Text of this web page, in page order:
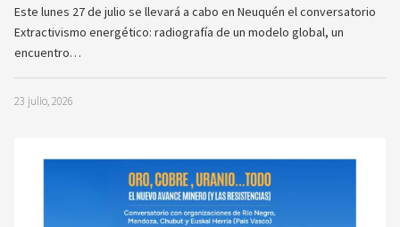
Este lunes 27 de julio se llevará a cabo en Neuquén el conversatorio
Extractivismo energético: radiografía de un modelo global, un
encuentro…
23 julio, 2026